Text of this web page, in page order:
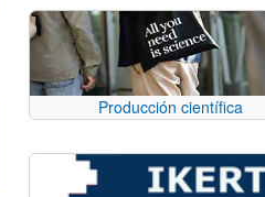
Producción científica